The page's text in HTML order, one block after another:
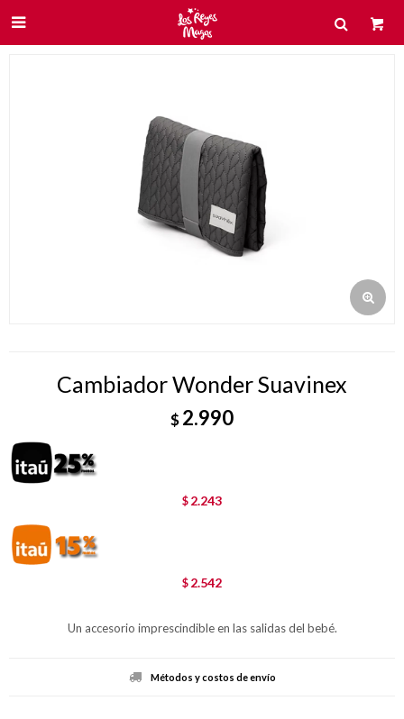

Cambiador Wonder Suavinex
$2.990
$ 2.243
$ 2.542
Un accesorio imprescindible en las salidas del bebé.
Métodos y costos de envío